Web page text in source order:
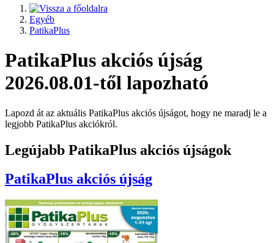
Egyéb
PatikaPlus
PatikaPlus akciós újság
2026.08.01-től lapozható
Lapozd át az aktuális PatikaPlus akciós újságot, hogy ne maradj le a
legjobb PatikaPlus akciókról.
Legújabb PatikaPlus akciós újságok
PatikaPlus akciós újság